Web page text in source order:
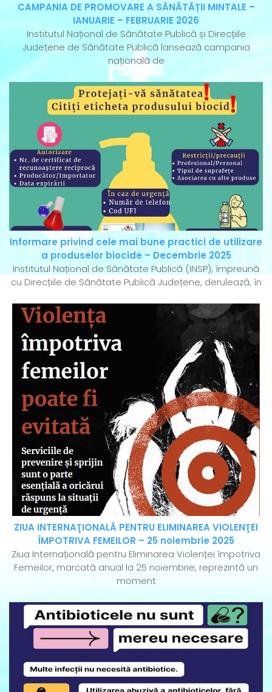
CAMPANIA DE PROMOVARE A SĂNĂTĂȚII MINTALE –
IANUARIE – FEBRUARIE 2026
Institutul Național de Sănătate Publică și Direcțiile
Județene de Sănătate Publică lansează campania
națională de
Informare privind cele mai bune practici de utilizare
a produselor biocide – Decembrie 2025
Institutul Național de Sănătate Publică (INSP), împreună
cu Direcțiile de Sănătate Publică Județene, derulează, în
ZIUA INTERNAŢIONALĂ PENTRU ELIMINAREA VIOLENŢEI
ÎMPOTRIVA FEMEILOR – 25 noiembrie 2025
Ziua Internațională pentru Eliminarea Violenței împotriva
Femeilor, marcată anual la 25 noiembrie, reprezintă un
moment